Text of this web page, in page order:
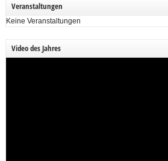
Veranstaltungen
Keine Veranstaltungen
Video des Jahres